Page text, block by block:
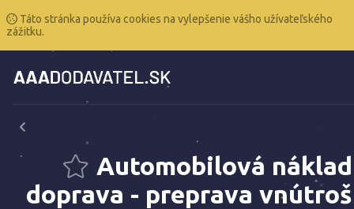
Táto stránka používa cookies na vylepšenie vášho užívateľského
zážitku.
Automobilová
doprava - preprava